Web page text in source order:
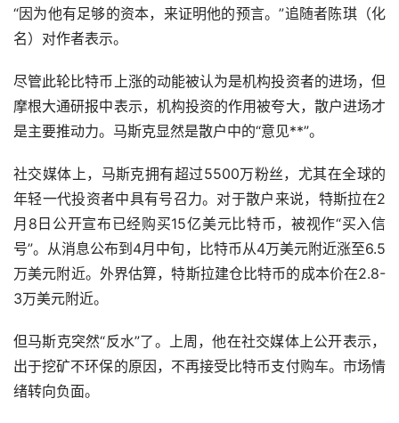
“因为他有足够的资本，来证明他的预言。”追随者陈琪（化
名）对作者表示。
尽管此轮比特币上涨的动能被认为是机构投资者的进场，但
摩根大通研报中表示，机构投资的作用被夸大，散户进场才
是主要推动力。马斯克显然是散户中的“意见**”。
社交媒体上，马斯克拥有超过5500万粉丝，尤其在全球的
年轻一代投资者中具有号召力。对于散户来说，特斯拉在2
月8日公开宣布已经购买15亿美元比特币，被视作“买入信
号”。从消息公布到4月中旬，比特币从4万美元附近涨至6.5
万美元附近。外界估算，特斯拉建仓比特币的成本价在2.8-
3万美元附近。
但马斯克突然“反水”了。上周，他在社交媒体上公开表示，
出于挖矿不环保的原因，不再接受比特币支付购车。市场情
绪转向负面。